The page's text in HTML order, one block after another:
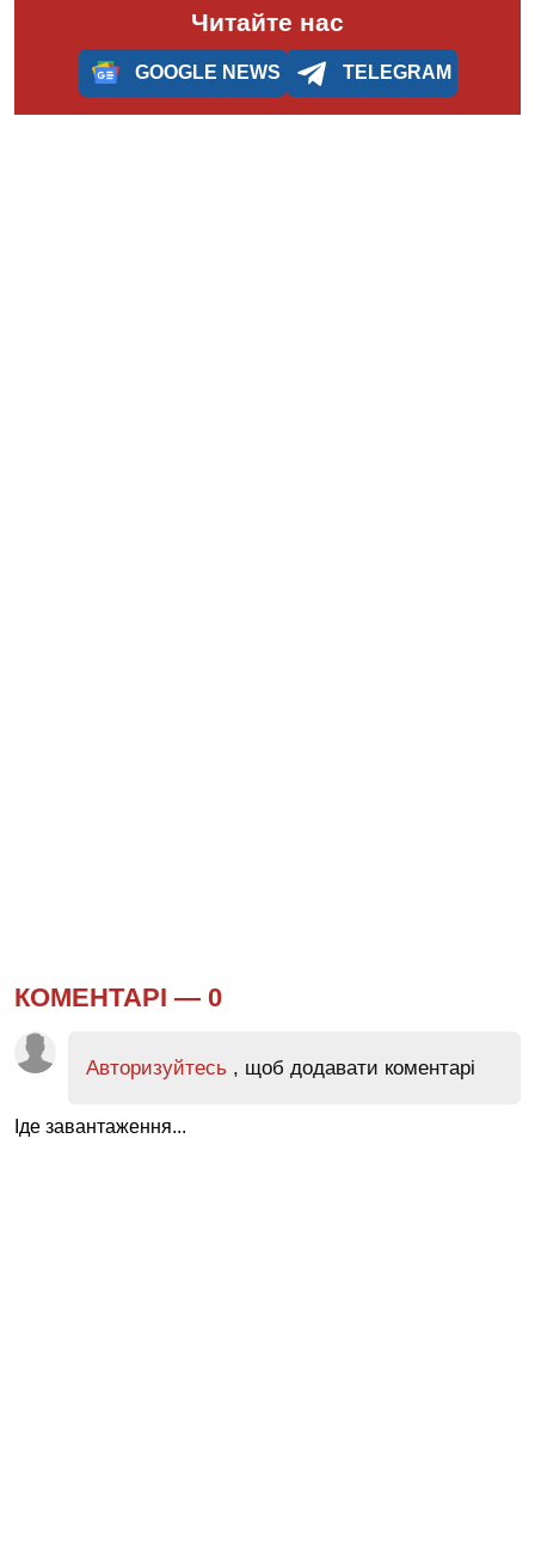
Читайте нас
GOOGLE NEWS TELEGRAM
КОМЕНТАРІ — 0
Авторизуйтесь , щоб додавати коментарі
Іде завантаження...